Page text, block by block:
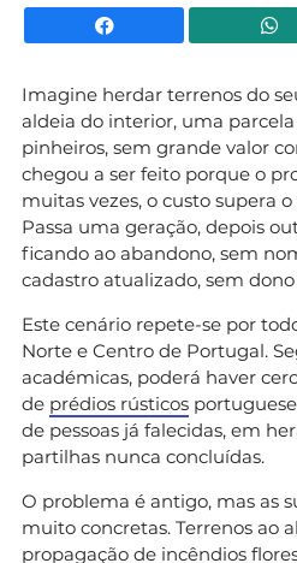
Facebook
Imagine herdar terrenos do
aldeia do interior, uma
pinheiros, sem grande valor
chegou a ser feito porque o
muitas vezes, o custo supera
Passa uma geração, depois
ficando ao abandono, sem
cadastro atualizado, sem
Este cenário repete-se por
Norte e Centro de Portugal.
académicas, poderá haver
de prédios rústicos
de pessoas já falecidas, em
partilhas nunca concluídas.
O problema é antigo, mas as
muito concretas. Terrenos ao
propagação de incêndios